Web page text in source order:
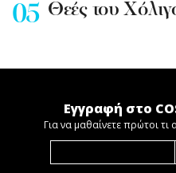
Θεές του
Εγγραφή στο
Για να μαθαίνετε πρώτοι